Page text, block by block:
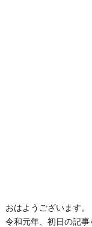
おはようございます。
令和元年、初日の記